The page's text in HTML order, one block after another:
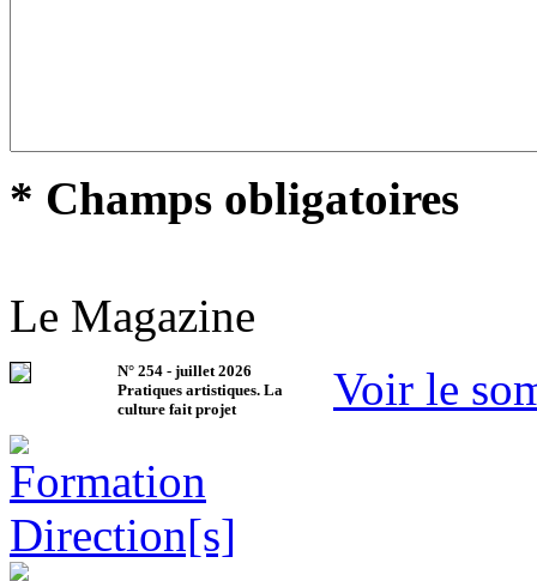
* Champs obligatoires
Le Magazine
N° 254 - juillet 2026
Pratiques artistiques. La
culture fait projet
Voir le